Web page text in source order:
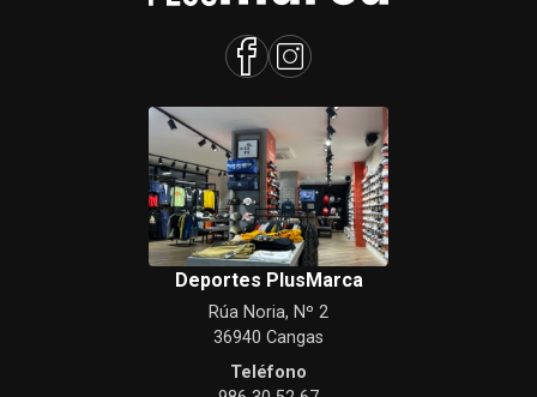
Deportes PlusMarca
Rúa Noria, Nº 2
36940 Cangas
Teléfono